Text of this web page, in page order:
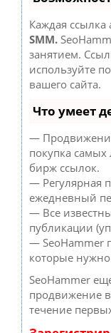
Каждая ссылка
SMM.
занятием.
используйте
вашего сайта.
Что умеет
—
покупка
бирж ссылок.
— Регулярная
ежедневный
— Все
публикации
— SeoHammer
которые
SeoHammer
продвижение в
течение